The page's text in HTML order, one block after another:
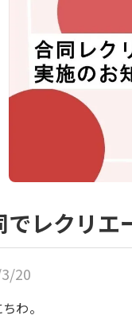
でレクリエ
20
わ。